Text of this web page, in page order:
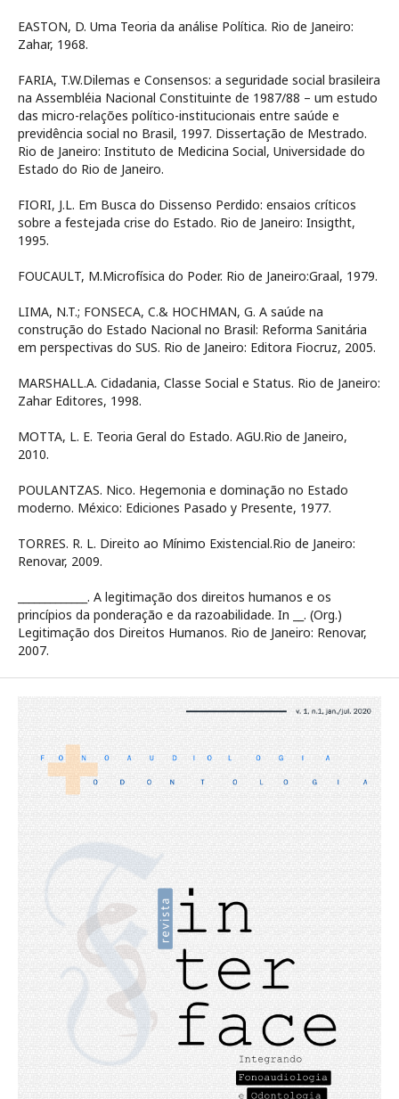
EASTON, D. Uma Teoria da análise Política. Rio de Janeiro:
Zahar, 1968.
FARIA, T.W.Dilemas e Consensos: a seguridade social brasileira
na Assembléia Nacional Constituinte de 1987/88 – um estudo
das micro-relações político-institucionais entre saúde e
previdência social no Brasil, 1997. Dissertação de Mestrado.
Rio de Janeiro: Instituto de Medicina Social, Universidade do
Estado do Rio de Janeiro.
FIORI, J.L. Em Busca do Dissenso Perdido: ensaios críticos
sobre a festejada crise do Estado. Rio de Janeiro: Insigtht,
1995.
FOUCAULT, M.Microfísica do Poder. Rio de Janeiro:Graal, 1979.
LIMA, N.T.; FONSECA, C.& HOCHMAN, G. A saúde na
construção do Estado Nacional no Brasil: Reforma Sanitária
em perspectivas do SUS. Rio de Janeiro: Editora Fiocruz, 2005.
MARSHALL.A. Cidadania, Classe Social e Status. Rio de Janeiro:
Zahar Editores, 1998.
MOTTA, L. E. Teoria Geral do Estado. AGU.Rio de Janeiro,
2010.
POULANTZAS. Nico. Hegemonia e dominação no Estado
moderno. México: Ediciones Pasado y Presente, 1977.
TORRES. R. L. Direito ao Mínimo Existencial.Rio de Janeiro:
Renovar, 2009.
_____________. A legitimação dos direitos humanos e os
princípios da ponderação e da razoabilidade. In __. (Org.)
Legitimação dos Direitos Humanos. Rio de Janeiro: Renovar,
2007.